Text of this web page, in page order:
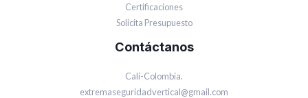
Certificaciones
Solicita Presupuesto
Contáctanos
Cali-Colombia.
extremaseguridadvertical@gmail.com